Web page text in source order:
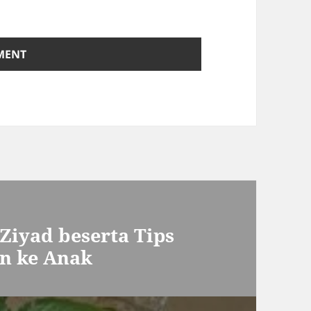
beserta Tips
ke Anak